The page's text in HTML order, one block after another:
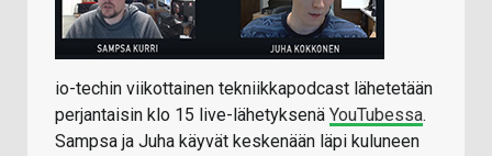
io-techin viikottainen tekniikkapodcast lähetetään
perjantaisin klo 15 live-lähetyksenä YouTubessa.
Sampsa ja Juha käyvät keskenään läpi kuluneen